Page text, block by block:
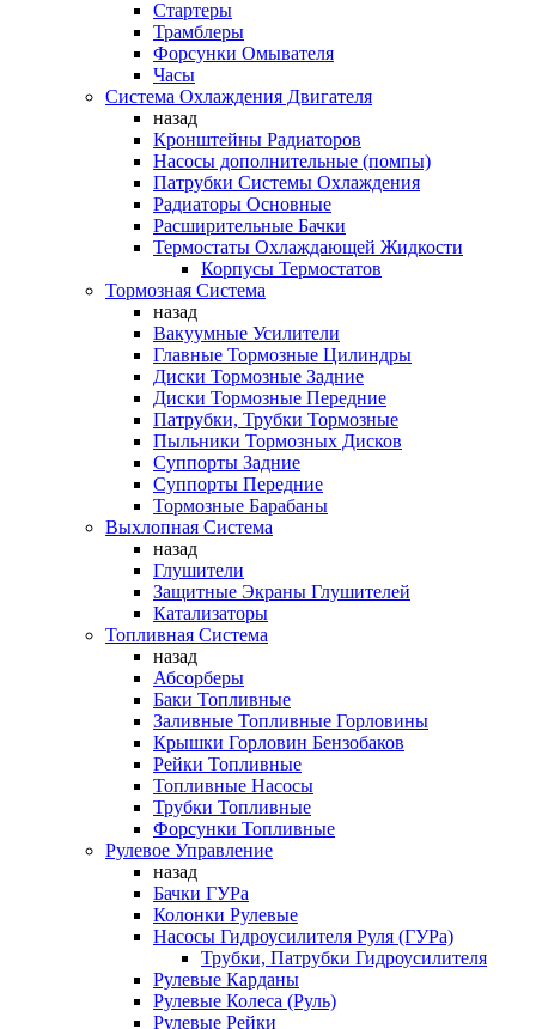
Стартеры
Трамблеры
Форсунки Омывателя
Часы
Система Охлаждения Двигателя
назад
Кронштейны Радиаторов
Насосы дополнительные (помпы)
Патрубки Системы Охлаждения
Радиаторы Основные
Расширительные Бачки
Термостаты Охлаждающей Жидкости
Корпусы Термостатов
Тормозная Система
назад
Вакуумные Усилители
Главные Тормозные Цилиндры
Диски Тормозные Задние
Диски Тормозные Передние
Патрубки, Трубки Тормозные
Пыльники Тормозных Дисков
Суппорты Задние
Суппорты Передние
Тормозные Барабаны
Выхлопная Система
назад
Глушители
Защитные Экраны Глушителей
Катализаторы
Топливная Система
назад
Абсорберы
Баки Топливные
Заливные Топливные Горловины
Крышки Горловин Бензобаков
Рейки Топливные
Топливные Насосы
Трубки Топливные
Форсунки Топливные
Рулевое Управление
назад
Бачки ГУРа
Колонки Рулевые
Насосы Гидроусилителя Руля (ГУРа)
Трубки, Патрубки Гидроусилителя
Рулевые Карданы
Рулевые Колеса (Руль)
Рулевые Рейки